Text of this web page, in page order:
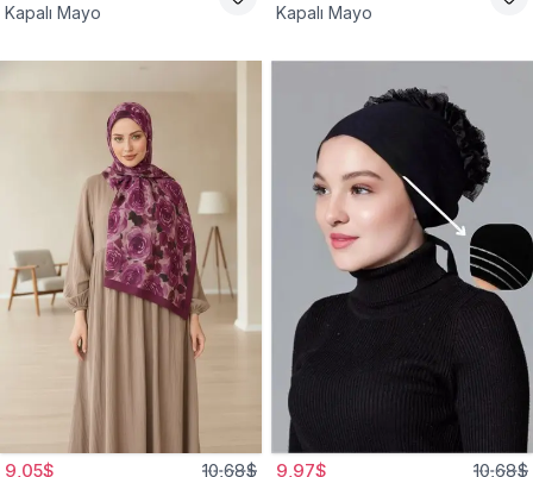
Kapalı Mayo
Kapalı Mayo
9,05$ 10,68$ 9,97$ 10,68$